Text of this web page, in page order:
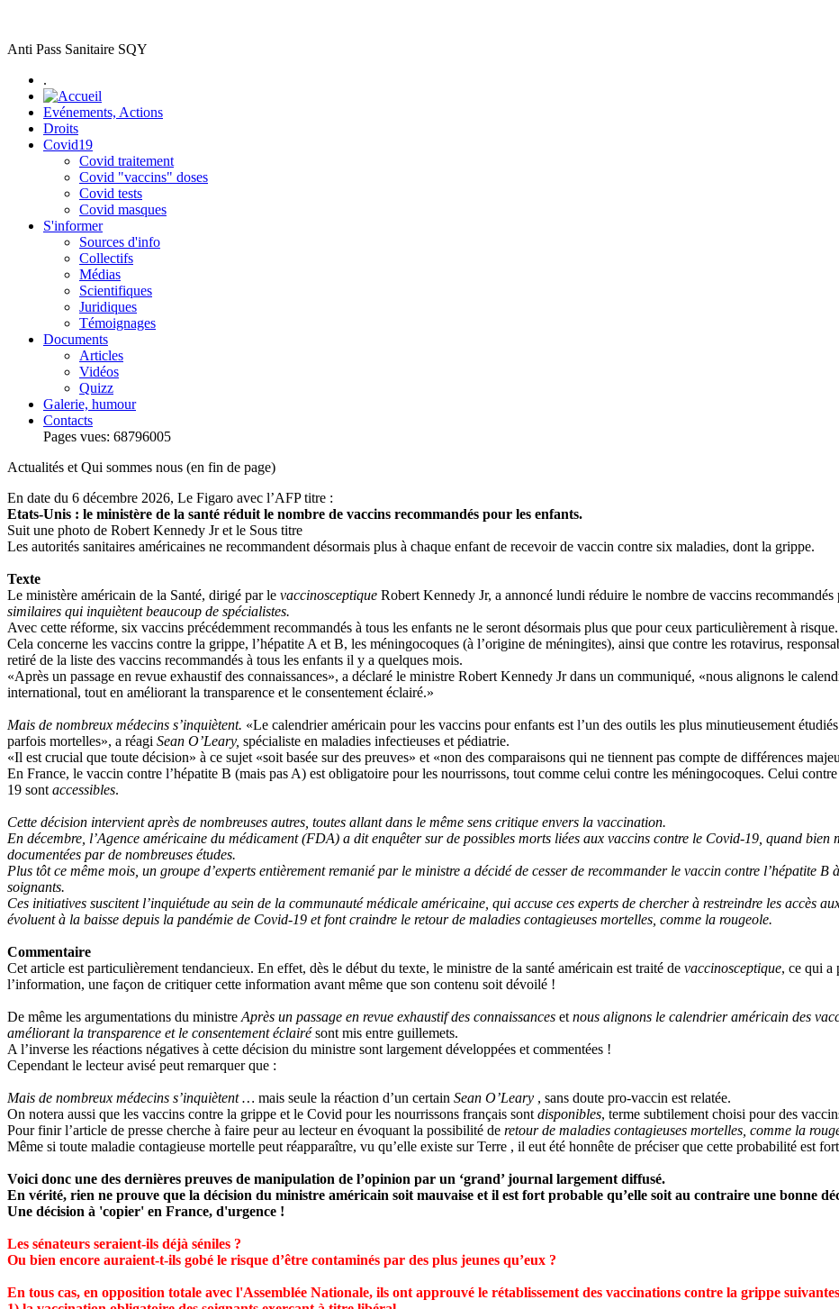
Anti Pass Sanitaire SQY
.
Evénements, Actions
Droits
Covid19
Covid traitement
Covid "vaccins" doses
Covid tests
Covid masques
S'informer
Sources d'info
Collectifs
Médias
Scientifiques
Juridiques
Témoignages
Documents
Articles
Vidéos
Quizz
Galerie, humour
Contacts
Pages vues: 68796005
Actualités et Qui sommes nous (en fin de page)
En date du 6 décembre 2026, Le Figaro avec l’AFP titre :
Etats-Unis : le ministère de la santé réduit le nombre de vaccins recommandés pour les enfants.
Suit une photo de Robert Kennedy Jr et le Sous titre
Les autorités sanitaires américaines ne recommandent désormais plus à chaque enfant de recevoir de vaccin contre six maladies, dont la grippe.
Texte
Le ministère américain de la Santé, dirigé par le vaccinosceptique Robert Kennedy Jr, a annoncé lundi réduire le nombre de vaccins recommandés
similaires qui inquiètent beaucoup de spécialistes.
Avec cette réforme, six vaccins précédemment recommandés à tous les enfants ne le seront désormais plus que pour ceux particulièrement à risque.
Cela concerne les vaccins contre la grippe, l’hépatite A et B, les méningocoques (à l’origine de méningites), ainsi que contre les rotavirus,
retiré de la liste des vaccins recommandés à tous les enfants il y a quelques mois.
«Après un passage en revue exhaustif des connaissances», a déclaré le ministre Robert Kennedy Jr dans un communiqué, «nous alignons le
international, tout en améliorant la transparence et le consentement éclairé.»
Mais de nombreux médecins s’inquiètent. «Le calendrier américain pour les vaccins pour enfants est l’un des outils les plus minutieusement
parfois mortelles», a réagi Sean O’Leary, spécialiste en maladies infectieuses et pédiatrie.
«Il est crucial que toute décision» à ce sujet «soit basée sur des preuves» et «non des comparaisons qui ne tiennent pas compte de différences
En France, le vaccin contre l’hépatite B (mais pas A) est obligatoire pour les nourrissons, tout comme celui contre les méningocoques. Celui
19 sont accessibles.
Cette décision intervient après de nombreuses autres, toutes allant dans le même sens critique envers la vaccination.
En décembre, l’Agence américaine du médicament (FDA) a dit enquêter sur de possibles morts liées aux vaccins contre le Covid-19, quand bien
documentées par de nombreuses études.
Plus tôt ce même mois, un groupe d’experts entièrement remanié par le ministre a décidé de cesser de recommander le vaccin contre l’hépatite B
soignants.
Ces initiatives suscitent l’inquiétude au sein de la communauté médicale américaine, qui accuse ces experts de chercher à restreindre les accès
évoluent à la baisse depuis la pandémie de Covid-19 et font craindre le retour de maladies contagieuses mortelles, comme la rougeole.
Commentaire
Cet article est particulièrement tendancieux. En effet, dès le début du texte, le ministre de la santé américain est traité de vaccinosceptique, ce qui a
l’information, une façon de critiquer cette information avant même que son contenu soit dévoilé !
De même les argumentations du ministre Après un passage en revue exhaustif des connaissances et nous alignons le calendrier américain des
améliorant la transparence et le consentement éclairésont mis entre guillemets.
A l’inverse les réactions négatives à cette décision du ministre sont largement développées et commentées !
Cependant le lecteur avisé peut remarquer que :
Mais de nombreux médecins s’inquiètent … mais seule la réaction d’un certain Sean O’Leary , sans doute pro-vaccin est relatée.
On notera aussi que les vaccins contre la grippe et le Covid pour les nourrissons français sont disponibles, terme subtilement choisi pour des
Pour finir l’article de presse cherche à faire peur au lecteur en évoquant la possibilité de retour de maladies contagieuses mortelles, comme la
Même si toute maladie contagieuse mortelle peut réapparaître, vu qu’elle existe sur Terre , il eut été honnête de préciser que cette probabilité est
Voici donc une des dernières preuves de manipulation de l’opinion par un ‘grand’ journal largement diffusé.
En vérité, rien ne prouve que la décision du ministre américain soit mauvaise et il est fort probable qu’elle soit au contraire une bonne
Une décision à 'copier' en France, d'urgence !
Les sénateurs seraient-ils déjà séniles ?
Ou bien encore auraient-t-ils gobé le risque d’être contaminés par des plus jeunes qu’eux ?
En tous cas, en opposition totale avec l'Assemblée Nationale, ils ont approuvé le rétablissement des vaccinations contre la grippe